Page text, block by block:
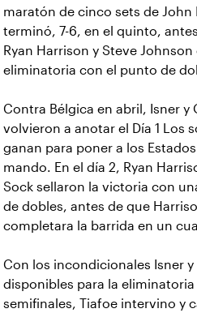
maratón de cinco sets de John
terminó, 7-6, en el quinto,
Ryan Harrison y Steve Johnson
eliminatoria con el punto de
Contra Bélgica en abril, Isner y
volvieron a anotar el Día 1 Los
ganan para poner a los Estados
mando. En el día 2, Ryan
Sock sellaron la victoria con
de dobles, antes de que
completara la barrida en un
Con los incondicionales Isner y
disponibles para la eliminatoria
semifinales, Tiafoe intervino y